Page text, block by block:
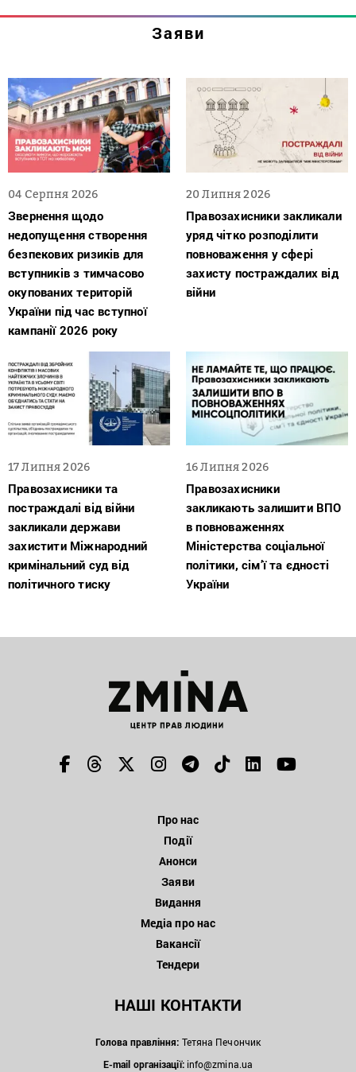
Заяви
04 Серпня 2026
Звернення щодо
недопущення створення
безпекових ризиків для
вступників з тимчасово
окупованих територій
України під час вступної
кампанії 2026 року
20 Липня 2026
Правозахисники закликали
уряд чітко розподілити
повноваження у сфері
захисту постраждалих від
війни
17 Липня 2026
Правозахисники та
постраждалі від війни
закликали держави
захистити Міжнародний
кримінальний суд від
політичного тиску
16 Липня 2026
Правозахисники
закликають залишити ВПО
в повноваженнях
Міністерства соціальної
політики, сім’ї та єдності
України
Про нас
Події
Анонси
Заяви
Видання
Медіа про нас
Вакансії
Тендери
НАШІ КОНТАКТИ
Голова правління: Тетяна Печончик
E-mail організації: info@zmina.ua